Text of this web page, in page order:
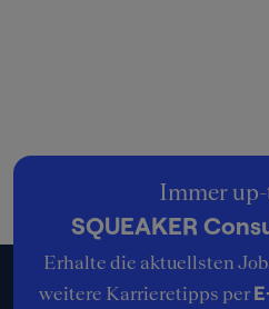
Immer
SQUEAKER
Erhalte die aktuellsten
weitere Karrieretipps per